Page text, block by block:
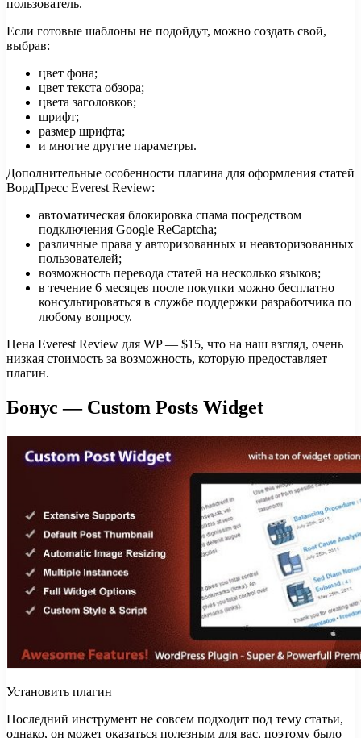
пользователь.
Если готовые шаблоны не подойдут, можно создать свой,
выбрав:
цвет фона;
цвет текста обзора;
цвета заголовков;
шрифт;
размер шрифта;
и многие другие параметры.
Дополнительные особенности плагина для оформления статей
ВордПресс Everest Review:
автоматическая блокировка спама посредством
подключения Google ReCaptcha;
различные права у авторизованных и неавторизованных
пользователей;
возможность перевода статей на несколько языков;
в течение 6 месяцев после покупки можно бесплатно
консультироваться в службе поддержки разработчика по
любому вопросу.
Цена Everest Review для WP — $15, что на наш взгляд, очень
низкая стоимость за возможность, которую предоставляет
плагин.
Бонус — Custom Posts Widget
Установить плагин
Последний инструмент не совсем подходит под тему статьи,
однако, он может оказаться полезным для вас, поэтому было